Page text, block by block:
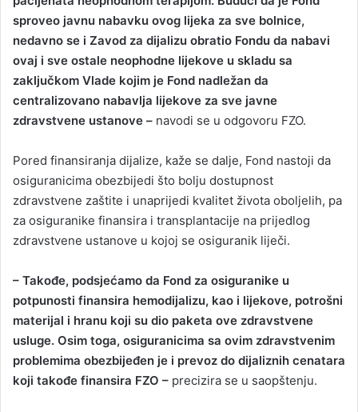
sproveo javnu nabavku ovog lijeka za sve bolnice,
nedavno se i Zavod za dijalizu obratio Fondu da nabavi
ovaj i sve ostale neophodne lijekove u skladu sa
zaključkom Vlade kojim je Fond nadležan da
centralizovano nabavlja lijekove za sve javne
zdravstvene ustanove – navodi se u odgovoru FZO.
Pored finansiranja dijalize, kaže se dalje, Fond nastoji da
osiguranicima obezbijedi što bolju dostupnost
zdravstvene zaštite i unaprijedi kvalitet života oboljelih, pa
za osiguranike finansira i transplantacije na prijedlog
zdravstvene ustanove u kojoj se osiguranik liječi.
– Takođe, podsjećamo da Fond za osiguranike u
potpunosti finansira hemodijalizu, kao i lijekove, potrošni
materijal i hranu koji su dio paketa ove zdravstvene
usluge. Osim toga, osiguranicima sa ovim zdravstvenim
problemima obezbijeđen je i prevoz do dijaliznih cenatara
koji takođe finansira FZO – precizira se u saopštenju.